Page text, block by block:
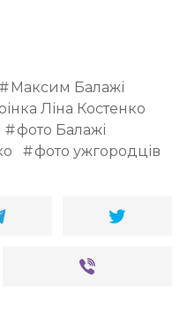
Максим Балажі
Ліна Костенко
фото Балажі
фото ужгородців